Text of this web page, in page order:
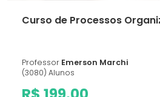
Curso de Processos
Professor Emerson Marchi
(3080) Alunos